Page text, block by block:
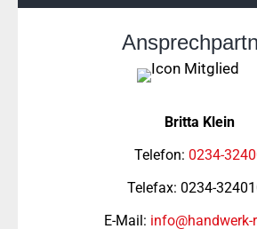
Britta Klein
Telefon: 0234-
Telefax: 0234-
E-Mail: info@handwerk-